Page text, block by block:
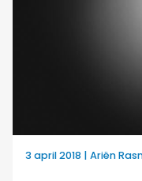
3 april 2018 | Ariën